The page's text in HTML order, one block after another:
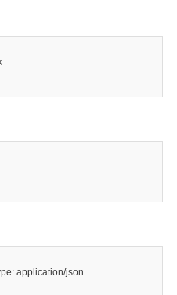
application/json